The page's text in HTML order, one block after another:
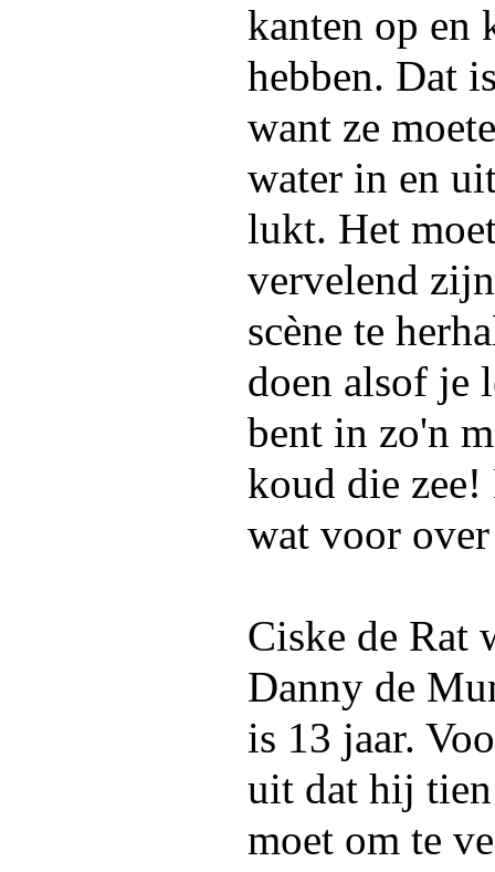
kanten op en
hebben. Dat
want ze
water in en
lukt. Het
vervelend
scène te
doen alsof je
bent in zo'n
koud die
wat voor
Ciske de Rat
Danny de
is 13 jaar.
uit dat hij
moet om te